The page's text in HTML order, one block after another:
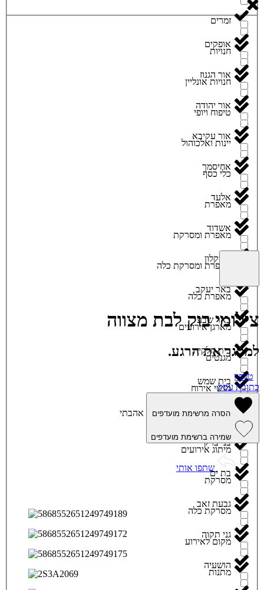
זמרים
חנויות
חנויות אונליין
טיפוח ויופי
יינות ואלכוהול
כלי כסף
מאפרת
מאפרת ומסרקת
מאפרת ומסרקת כלה
מאפרת כלה
מארגן אירועים
מגנטים
מגשי אירוח
מוזיקה
מיתוג אירועים
מסרקת
מסרקת כלה
מקום לאירוע
מתנות
אופקים
אור הגנוז
אור יהודה
אור עקיבא
אחיסמך
אלעד
אשדוד
אשקלון
באר יעקב
באר שבע
בית חלקיה
בית שמש
ביתר עילית
בני ברק
בת ים
גבעת זאב
גני תקוה
הושעיה
צילומי בוק לבת מצווה
למסגר את הרגע.
טלפון
כתובת עסק
הסרה מרשימת מועדפים
שמירה ברשימת מועדפים
אהבתי
שתפו אותי